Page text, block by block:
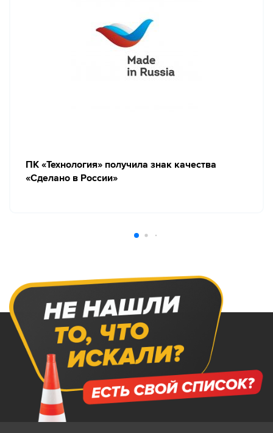
ПК «Технология» получила знак качества
«Сделано в России»